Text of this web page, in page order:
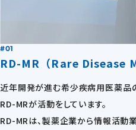
#01
RD-MR（Rare Disease
近年開発が進む希少疾病用医薬品
RD-MRが活動をしています。
RD-MRは、製薬企業から情報活動